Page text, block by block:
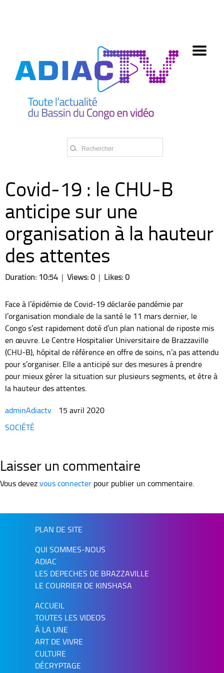
Covid-19 : le CHU-B
anticipe sur une
organisation à la hauteur
des attentes
Duration: 10:54 | Views: 0 | Likes: 0
Face à l’épidémie de Covid-19 déclarée pandémie par
l’organisation mondiale de la santé le 11 mars dernier, le
Congo s’est rapidement doté d’un plan national de riposte mis
en œuvre. Le Centre Hospitalier Universitaire de Brazzaville
(CHU-B), hôpital de référence en offre de soins, n’a pas attendu
pour s’organiser. Elle a anticipé sur des mesures à prendre
pour mieux gérer la situation sur plusieurs segments, et être à
la hauteur des attentes.
adminAdiactv
15 avril 2020
Categories
SOCIÉTÉ
Laisser un commentaire
Vous devezvous connecter pour publier un commentaire.
PLAN DE SITE
QUI SOMMES-NOUS
ADIAC
LES DEPECHES DE BRAZZAVILLE
LE COURRIER DE KINSHASA
ACCUEIL
TOUTES LES VIDEOS
À LA UNE
ART DE VIVRE
CULTURE
DÉCRYPTAGE